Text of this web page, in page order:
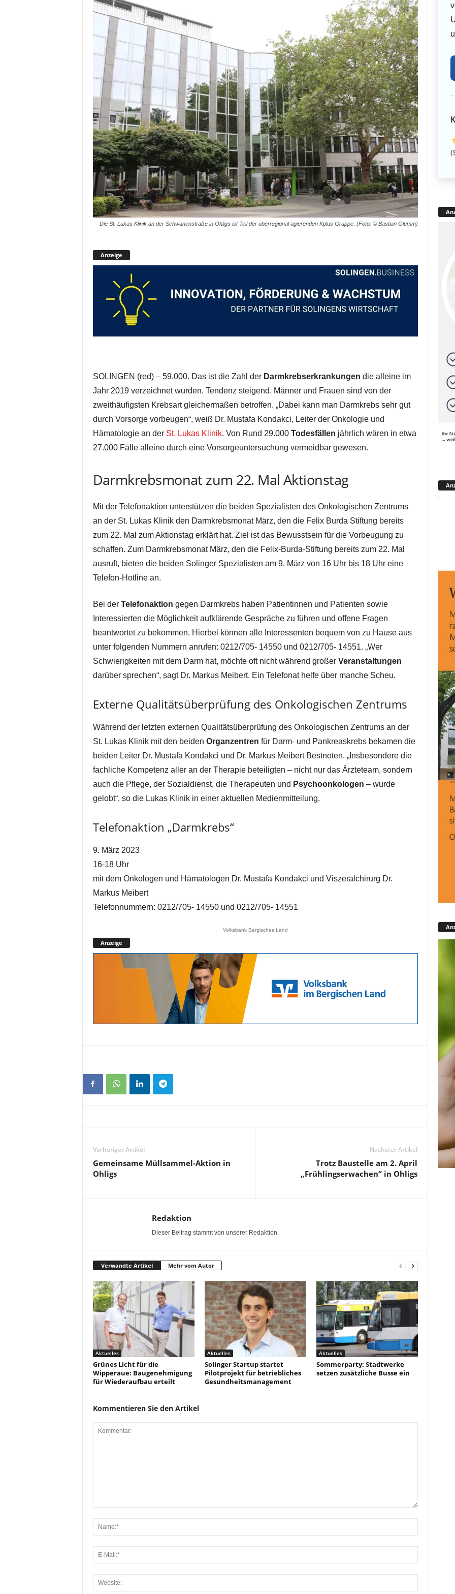
Die St. Lukas Klinik an der Schwanenstraße in Ohligs ist Teil der überregional agierenden Kplus Gruppe. (Foto: © Bastian Glumm)
Anzeige
SOLINGEN (red) – 59.000. Das ist die Zahl der Darmkrebserkrankungen die alleine im
Jahr 2019 verzeichnet wurden. Tendenz steigend. Männer und Frauen sind von der
zweithäufigsten Krebsart gleichermaßen betroffen. „Dabei kann man Darmkrebs sehr gut
durch Vorsorge vorbeugen“, weiß Dr. Mustafa Kondakci, Leiter der Onkologie und
Hämatologie an der St. Lukas Klinik. Von Rund 29.000 Todesfällen jährlich wären in etwa
27.000 Fälle alleine durch eine Vorsorgeuntersuchung vermeidbar gewesen.
Darmkrebsmonat zum 22. Mal Aktionstag
Mit der Telefonaktion unterstützen die beiden Spezialisten des Onkologischen Zentrums
an der St. Lukas Klinik den Darmkrebsmonat März, den die Felix Burda Stiftung bereits
zum 22. Mal zum Aktionstag erklärt hat. Ziel ist das Bewusstsein für die Vorbeugung zu
schaffen. Zum Darmkrebsmonat März, den die Felix-Burda-Stiftung bereits zum 22. Mal
ausruft, bieten die beiden Solinger Spezialisten am 9. März von 16 Uhr bis 18 Uhr eine
Telefon-Hotline an.
Bei der Telefonaktion gegen Darmkrebs haben Patientinnen und Patienten sowie
Interessierten die Möglichkeit aufklärende Gespräche zu führen und offene Fragen
beantwortet zu bekommen. Hierbei können alle Interessenten bequem von zu Hause aus
unter folgenden Nummern anrufen: 0212/705- 14550 und 0212/705- 14551. „Wer
Schwierigkeiten mit dem Darm hat, möchte oft nicht während großer Veranstaltungen
darüber sprechen“, sagt Dr. Markus Meibert. Ein Telefonat helfe über manche Scheu.
Externe Qualitätsüberprüfung des Onkologischen Zentrums
Während der letzten externen Qualitätsüberprüfung des Onkologischen Zentrums an der
St. Lukas Klinik mit den beiden Organzentren für Darm- und Pankreaskrebs bekamen die
beiden Leiter Dr. Mustafa Kondakci und Dr. Markus Meibert Bestnoten. „Insbesondere die
fachliche Kompetenz aller an der Therapie beteiligten – nicht nur das Ärzteteam, sondern
auch die Pflege, der Sozialdienst, die Therapeuten und Psychoonkologen – wurde
gelobt“, so die Lukas Klinik in einer aktuellen Medienmitteilung.
Telefonaktion „Darmkrebs“
9. März 2023
16-18 Uhr
mit dem Onkologen und Hämatologen Dr. Mustafa Kondakci und Viszeralchirurg Dr.
Markus Meibert
Telefonnummern: 0212/705- 14550 und 0212/705- 14551
Volksbank Bergisches Land
Anzeige
Vorheriger Artikel
Gemeinsame Müllsammel-Aktion in
Ohligs
Nächster Artikel
Trotz Baustelle am 2. April
„Frühlingserwachen“ in Ohligs
Redaktion
Dieser Beitrag stammt von unserer Redaktion.
Verwandte Artikel Mehr vom Autor
Aktuelles
Grünes Licht für die
Wipperaue: Baugenehmigung
für Wiederaufbau erteilt
Aktuelles
Solinger Startup startet
Pilotprojekt für betriebliches
Gesundheitsmanagement
Aktuelles
Sommerparty: Stadtwerke
setzen zusätzliche Busse ein
Kommentieren Sie den Artikel